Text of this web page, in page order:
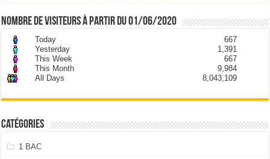
nombre de visiteurs à partir du 01/06/2020
Today
667
Yesterday
1,391
This Week
667
This Month
9,984
All Days
8,043,109
Catégories
1 BAC